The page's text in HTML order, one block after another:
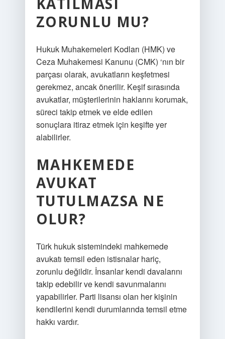
ZORUNLU MU?
Hukuk Muhakemeleri Kodları (HMK) ve
Ceza Muhakemesi Kanunu (CMK) ‘nın bir
parçası olarak, avukatların keşfetmesi
gerekmez, ancak önerilir. Keşif sırasında
avukatlar, müşterilerinin haklarını korumak,
süreci takip etmek ve elde edilen
sonuçlara itiraz etmek için keşifte yer
alabilirler.
MAHKEMEDE
AVUKAT
TUTULMAZSA NE
OLUR?
Türk hukuk sistemindeki mahkemede
avukatı temsil eden istisnalar hariç,
zorunlu değildir. İnsanlar kendi davalarını
takip edebilir ve kendi savunmalarını
yapabilirler. Parti lisansı olan her kişinin
kendilerini kendi durumlarında temsil etme
hakkı vardır.